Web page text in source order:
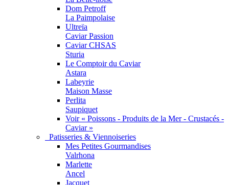
Dom Petroff
La Paimpolaise
Ultreïa
Caviar Passion
Caviar CHSAS
Sturia
Le Comptoir du Caviar
Astara
Labeyrie
Maison Masse
Perlita
Saupiquet
Voir « Poissons - Produits de la Mer - Crustacés -
Caviar »
Patisseries & Viennoiseries
Mes Petites Gourmandises
Valrhona
Marlette
Ancel
Jacquet